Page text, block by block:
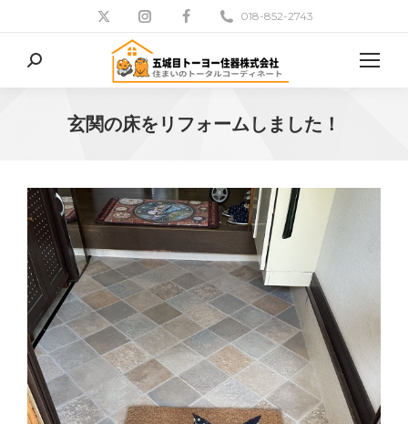
018-852-2743
検
索:
玄関の床をリフォームしました！